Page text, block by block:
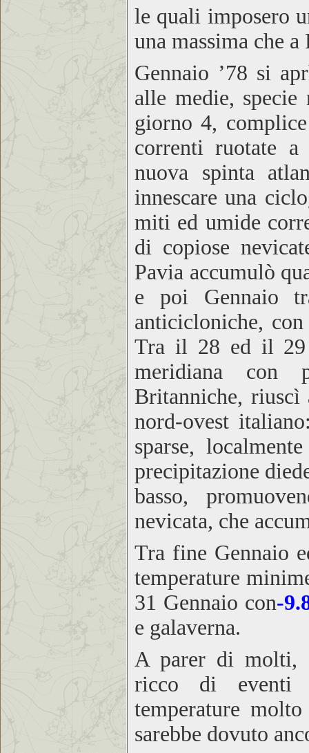
le quali imposero
una massima che
Gennaio ’78 si
alle medie,
giorno 4,
correnti ruotate a
nuova spinta
innescare una
miti ed umide
di copiose
Pavia accumulò
e poi Gennaio
anticicloniche,
Tra il 28 ed il 29
meridiana con
Britanniche, riuscì
nord-ovest
sparse,
precipitazione
basso,
nevicata, che
Tra fine Gennaio
temperature
31 Gennaio con-
e galaverna.
A parer di molti,
ricco di eventi
temperature
sarebbe dovuto